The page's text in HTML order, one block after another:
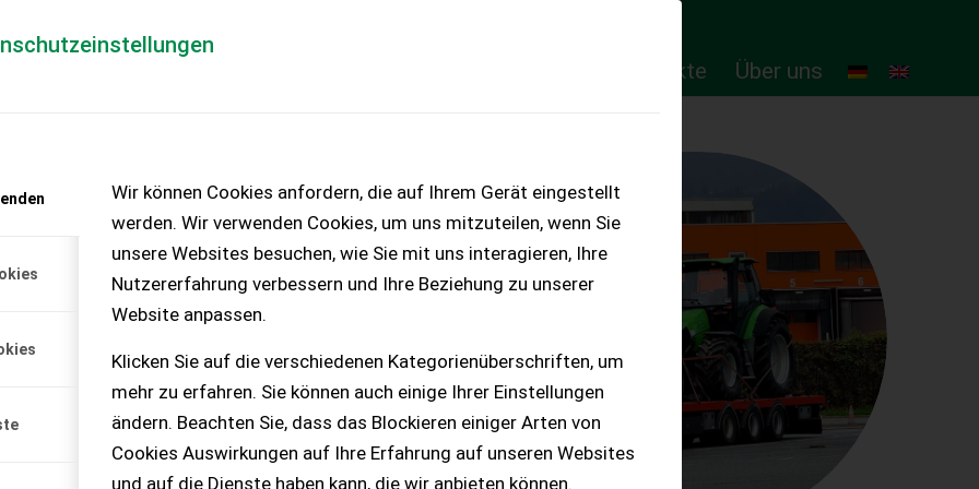
Wir können Cookies anfordern, die auf Ihrem Gerät eingestellt
werden. Wir verwenden Cookies, um uns mitzuteilen, wenn Sie
unsere Websites besuchen, wie Sie mit uns interagieren, Ihre
Nutzererfahrung verbessern und Ihre Beziehung zu unserer
Website anpassen.
Klicken Sie auf die verschiedenen Kategorienüberschriften, um
mehr zu erfahren. Sie können auch einige Ihrer Einstellungen
ändern. Beachten Sie, dass das Blockieren einiger Arten von
Cookies Auswirkungen auf Ihre Erfahrung auf unseren Websites
und auf die Dienste haben kann, die wir anbieten können.
Online-Produkte Über uns
– KEINE
wird verkauft, weil